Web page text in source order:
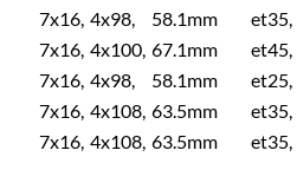
7x16, 4x98, 58.1mm et35,
7x16, 4x100, 67.1mm et45,
7x16, 4x98, 58.1mm et25,
7x16, 4x108, 63.5mm et35,
7x16, 4x108, 63.5mm et35,